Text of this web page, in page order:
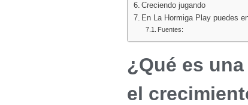
Creciendo jugando
En La Hormiga Play puedes
Fuentes:
¿Qué es
el